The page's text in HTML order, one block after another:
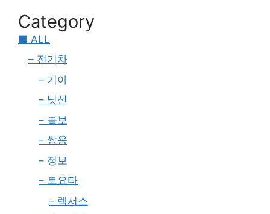
Category
■ ALL
– 전기차
– 기아
– 닛산
– 볼보
– 쌍용
– 정보
– 토요타
– 렉서스